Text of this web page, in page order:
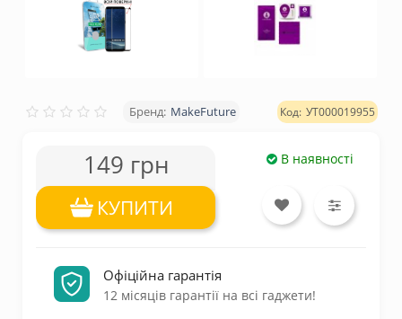
MakeFuture УТ000019955
149 грн В наявності
КУПИТИ
Офіційна гарантія
12 місяців гарантії на всі гаджети!